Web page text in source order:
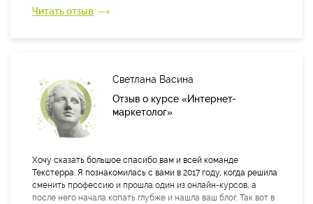
Вам отдельное спасибо за быструю обратную связь. Это
очень круто. Отзыв на яндексе оставил.
Читать отзыв
Светлана Васина
Отзыв о курсе «Интернет-
маркетолог»
Хочу сказать большое спасибо вам и всей команде
Текстерра. Я познакомилась с вами в 2017 году, когда решила
сменить профессию и прошла один из онлайн-курсов, а
после него начала копать глубже и нашла ваш блог. Так вот в